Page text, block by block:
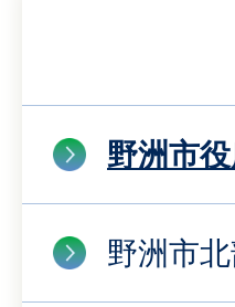
野洲市
野洲市